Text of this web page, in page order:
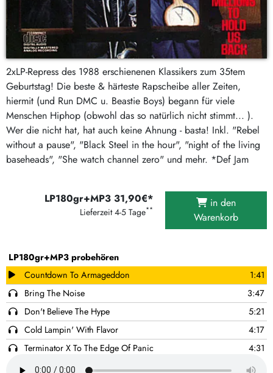
2xLP-Repress des 1988 erschienenen Klassikers zum 35tem
Geburtstag! Die beste & härteste Rapscheibe aller Zeiten,
hiermit (und Run DMC u. Beastie Boys) begann für viele
Menschen Hiphop (obwohl das so natürlich nicht stimmt... ).
Wer die nicht hat, hat auch keine Ahnung - basta! Inkl. "Rebel
without a pause", "Black Steel in the hour", "night of the living
baseheads", "She watch channel zero" und mehr. *Def Jam
LP180gr+MP3 probehören
Countdown To Armageddon
1:41
Bring The Noise
3:47
Don't Believe The Hype
5:21
Cold Lampin' With Flavor
4:17
Terminator X To The Edge Of Panic
4:31
Mind Terrorist
1:21
LP180gr+MP3 31,90€*
Lieferzeit 4-5 Tage**
in den
Warenkorb